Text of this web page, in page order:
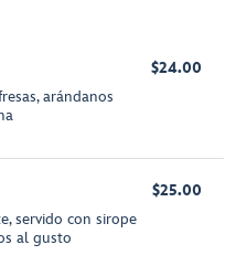
arándanos
$24.00
servido con sirope
al gusto
$25.00